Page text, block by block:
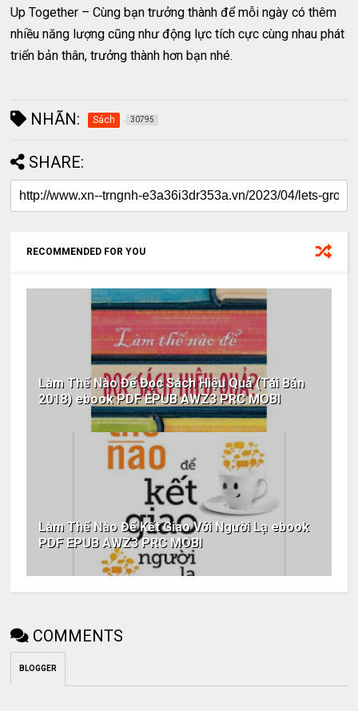
Up Together – Cùng bạn trưởng thành để mỗi ngày có thêm
nhiều năng lượng cũng như động lực tích cực cùng nhau phát
triển bản thân, trưởng thành hơn bạn nhé.
NHÃN: Sách 30795
SHARE:
RECOMMENDED FOR YOU
Làm Thế Nào Để Đọc Sách Hiệu Quả (Tái Bản
2018) ebook PDF EPUB AWZ3 PRC MOBI
Làm Thế Nào Để Kết Giao Với Người Lạ ebook
PDF EPUB AWZ3 PRC MOBI
COMMENTS
BLOGGER